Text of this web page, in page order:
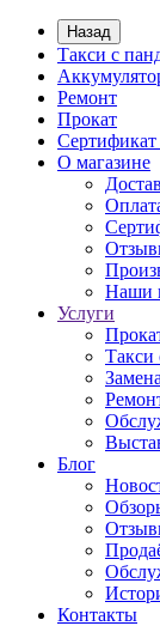
Назад
Такси с
Ремонт
Прокат
О магазине
Наши
Услуги
Такси
Блог
Контакты